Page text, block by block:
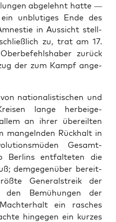
abgelehnt hat­te —
unblutiges Ende des
in Aus­sicht stell­
zu, trat am 17.
zurück
der zum Kampf ange­
nation­al­is­tis­chen und
lange her­beige­
an ihrer übereil­ten
man­gel­nden Rück­halt in
Gesamt­
Berlins ent­fal­teten die
demge­genüber bere­it­
Gen­er­al­streik der
den Bemühun­gen der
ein rasches
hinge­gen ein kurzes